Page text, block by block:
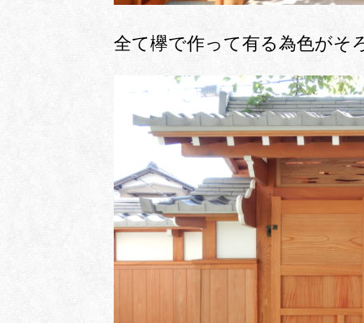
全て欅で作って有る為色がそ